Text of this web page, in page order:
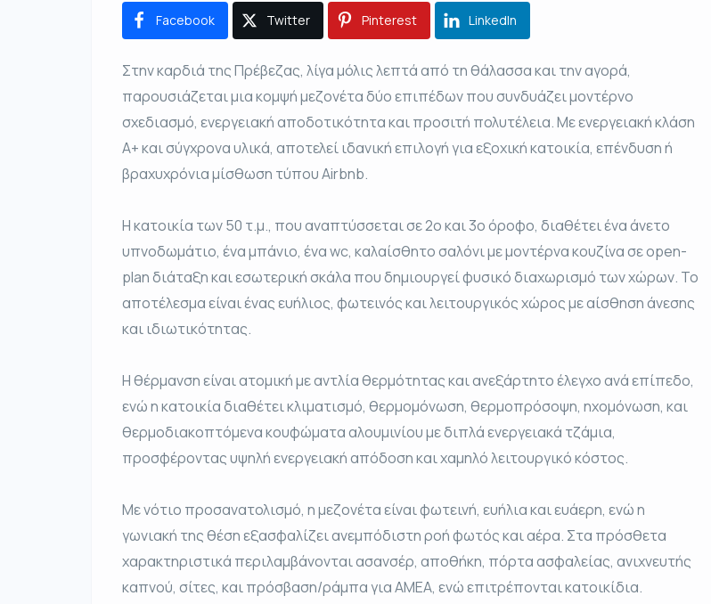
Facebook Twitter Pinterest LinkedIn
Στην καρδιά της Πρέβεζας, λίγα μόλις λεπτά από τη θάλασσα και την αγορά,
παρουσιάζεται μια κομψή μεζονέτα δύο επιπέδων που συνδυάζει μοντέρνο
σχεδιασμό, ενεργειακή αποδοτικότητα και προσιτή πολυτέλεια. Με ενεργειακή κλάση
Α+ και σύγχρονα υλικά, αποτελεί ιδανική επιλογή για εξοχική κατοικία, επένδυση ή
βραχυχρόνια μίσθωση τύπου Airbnb.
Η κατοικία των 50 τ.μ., που αναπτύσσεται σε 2ο και 3ο όροφο, διαθέτει ένα άνετο
υπνοδωμάτιο, ένα μπάνιο, ένα wc, καλαίσθητο σαλόνι με μοντέρνα κουζίνα σε open-
plan διάταξη και εσωτερική σκάλα που δημιουργεί φυσικό διαχωρισμό των χώρων. Το
αποτέλεσμα είναι ένας ευήλιος, φωτεινός και λειτουργικός χώρος με αίσθηση άνεσης
και ιδιωτικότητας.
Η θέρμανση είναι ατομική με αντλία θερμότητας και ανεξάρτητο έλεγχο ανά επίπεδο,
ενώ η κατοικία διαθέτει κλιματισμό, θερμομόνωση, θερμοπρόσοψη, ηχομόνωση, και
θερμοδιακοπτόμενα κουφώματα αλουμινίου με διπλά ενεργειακά τζάμια,
προσφέροντας υψηλή ενεργειακή απόδοση και χαμηλό λειτουργικό κόστος.
Με νότιο προσανατολισμό, η μεζονέτα είναι φωτεινή, ευήλια και ευάερη, ενώ η
γωνιακή της θέση εξασφαλίζει ανεμπόδιστη ροή φωτός και αέρα. Στα πρόσθετα
χαρακτηριστικά περιλαμβάνονται ασανσέρ, αποθήκη, πόρτα ασφαλείας, ανιχνευτής
καπνού, σίτες, και πρόσβαση/ράμπα για ΑΜΕΑ, ενώ επιτρέπονται κατοικίδια.